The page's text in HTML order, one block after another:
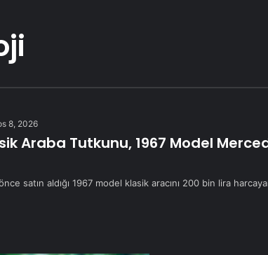
8, 2026
Araba Tutkunu, 1967 Model
satın aldığı 1967 model klasik aracını 200 bin lira